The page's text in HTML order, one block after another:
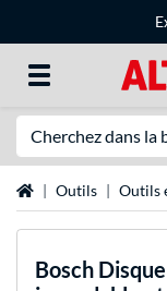
Page d'accueil
Outils Outils
Bosch